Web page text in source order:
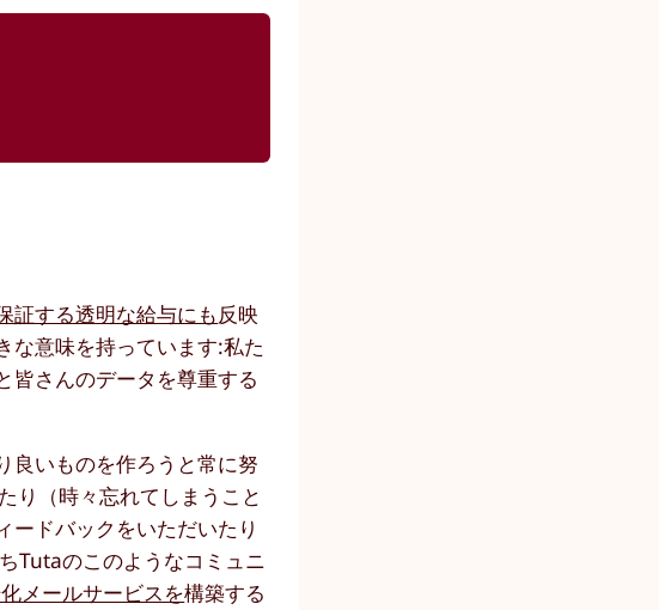
証する透明な給与にも反映
な意味を持っています:私た
皆さんのデータを尊重する
良いものを作ろうと常に努
り（時々忘れてしまうこと
ードバックをいただいたり
Tutaのこのようなコミュニ
メールサービスを構築する